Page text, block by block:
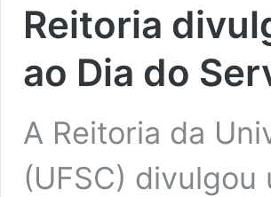
Reitoria
ao Dia do
A Reitoria da
(UFSC)